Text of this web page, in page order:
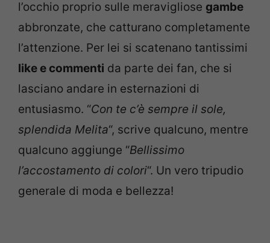
l’occhio proprio sulle meravigliose gambe
abbronzate, che catturano completamente
l’attenzione. Per lei si scatenano tantissimi
like e commenti da parte dei fan, che si
lasciano andare in esternazioni di
entusiasmo. “Con te c’è sempre il sole,
splendida Melita“, scrive qualcuno, mentre
qualcuno aggiunge “Bellissimo
l’accostamento di colori“. Un vero tripudio
generale di moda e bellezza!